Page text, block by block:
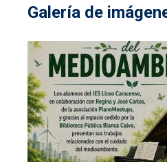
Galería de